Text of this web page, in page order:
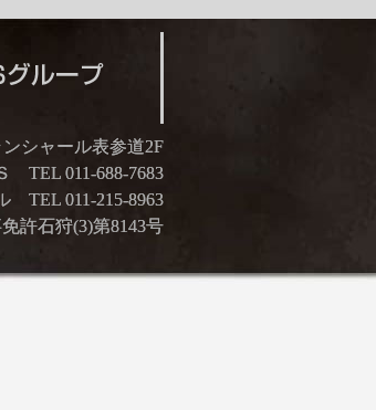
シャール表参道2F
TEL 011-688-7683
TEL 011-215-8963
許石狩(3)第8143号